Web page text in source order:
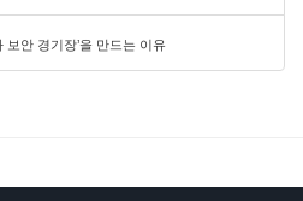
보안 경기장’을 만드는 이유